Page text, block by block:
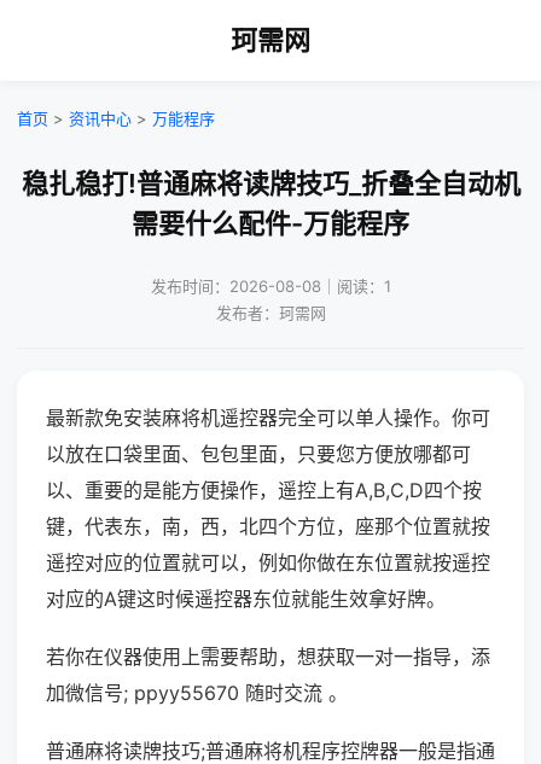
珂需网
首页 > 资讯中心 > 万能程序
稳扎稳打!普通麻将读牌技巧_折叠全自动机
需要什么配件-万能程序
发布时间：2026-08-08｜阅读：1
发布者：珂需网
最新款免安装麻将机遥控器完全可以单人操作。你可
以放在口袋里面、包包里面，只要您方便放哪都可
以、重要的是能方便操作，遥控上有A,B,C,D四个按
键，代表东，南，西，北四个方位，座那个位置就按
遥控对应的位置就可以，例如你做在东位置就按遥控
对应的A键这时候遥控器东位就能生效拿好牌。
若你在仪器使用上需要帮助，想获取一对一指导，添
加微信号; ppyy55670 随时交流 。
普通麻将读牌技巧;普通麻将机程序控牌器一般是指通